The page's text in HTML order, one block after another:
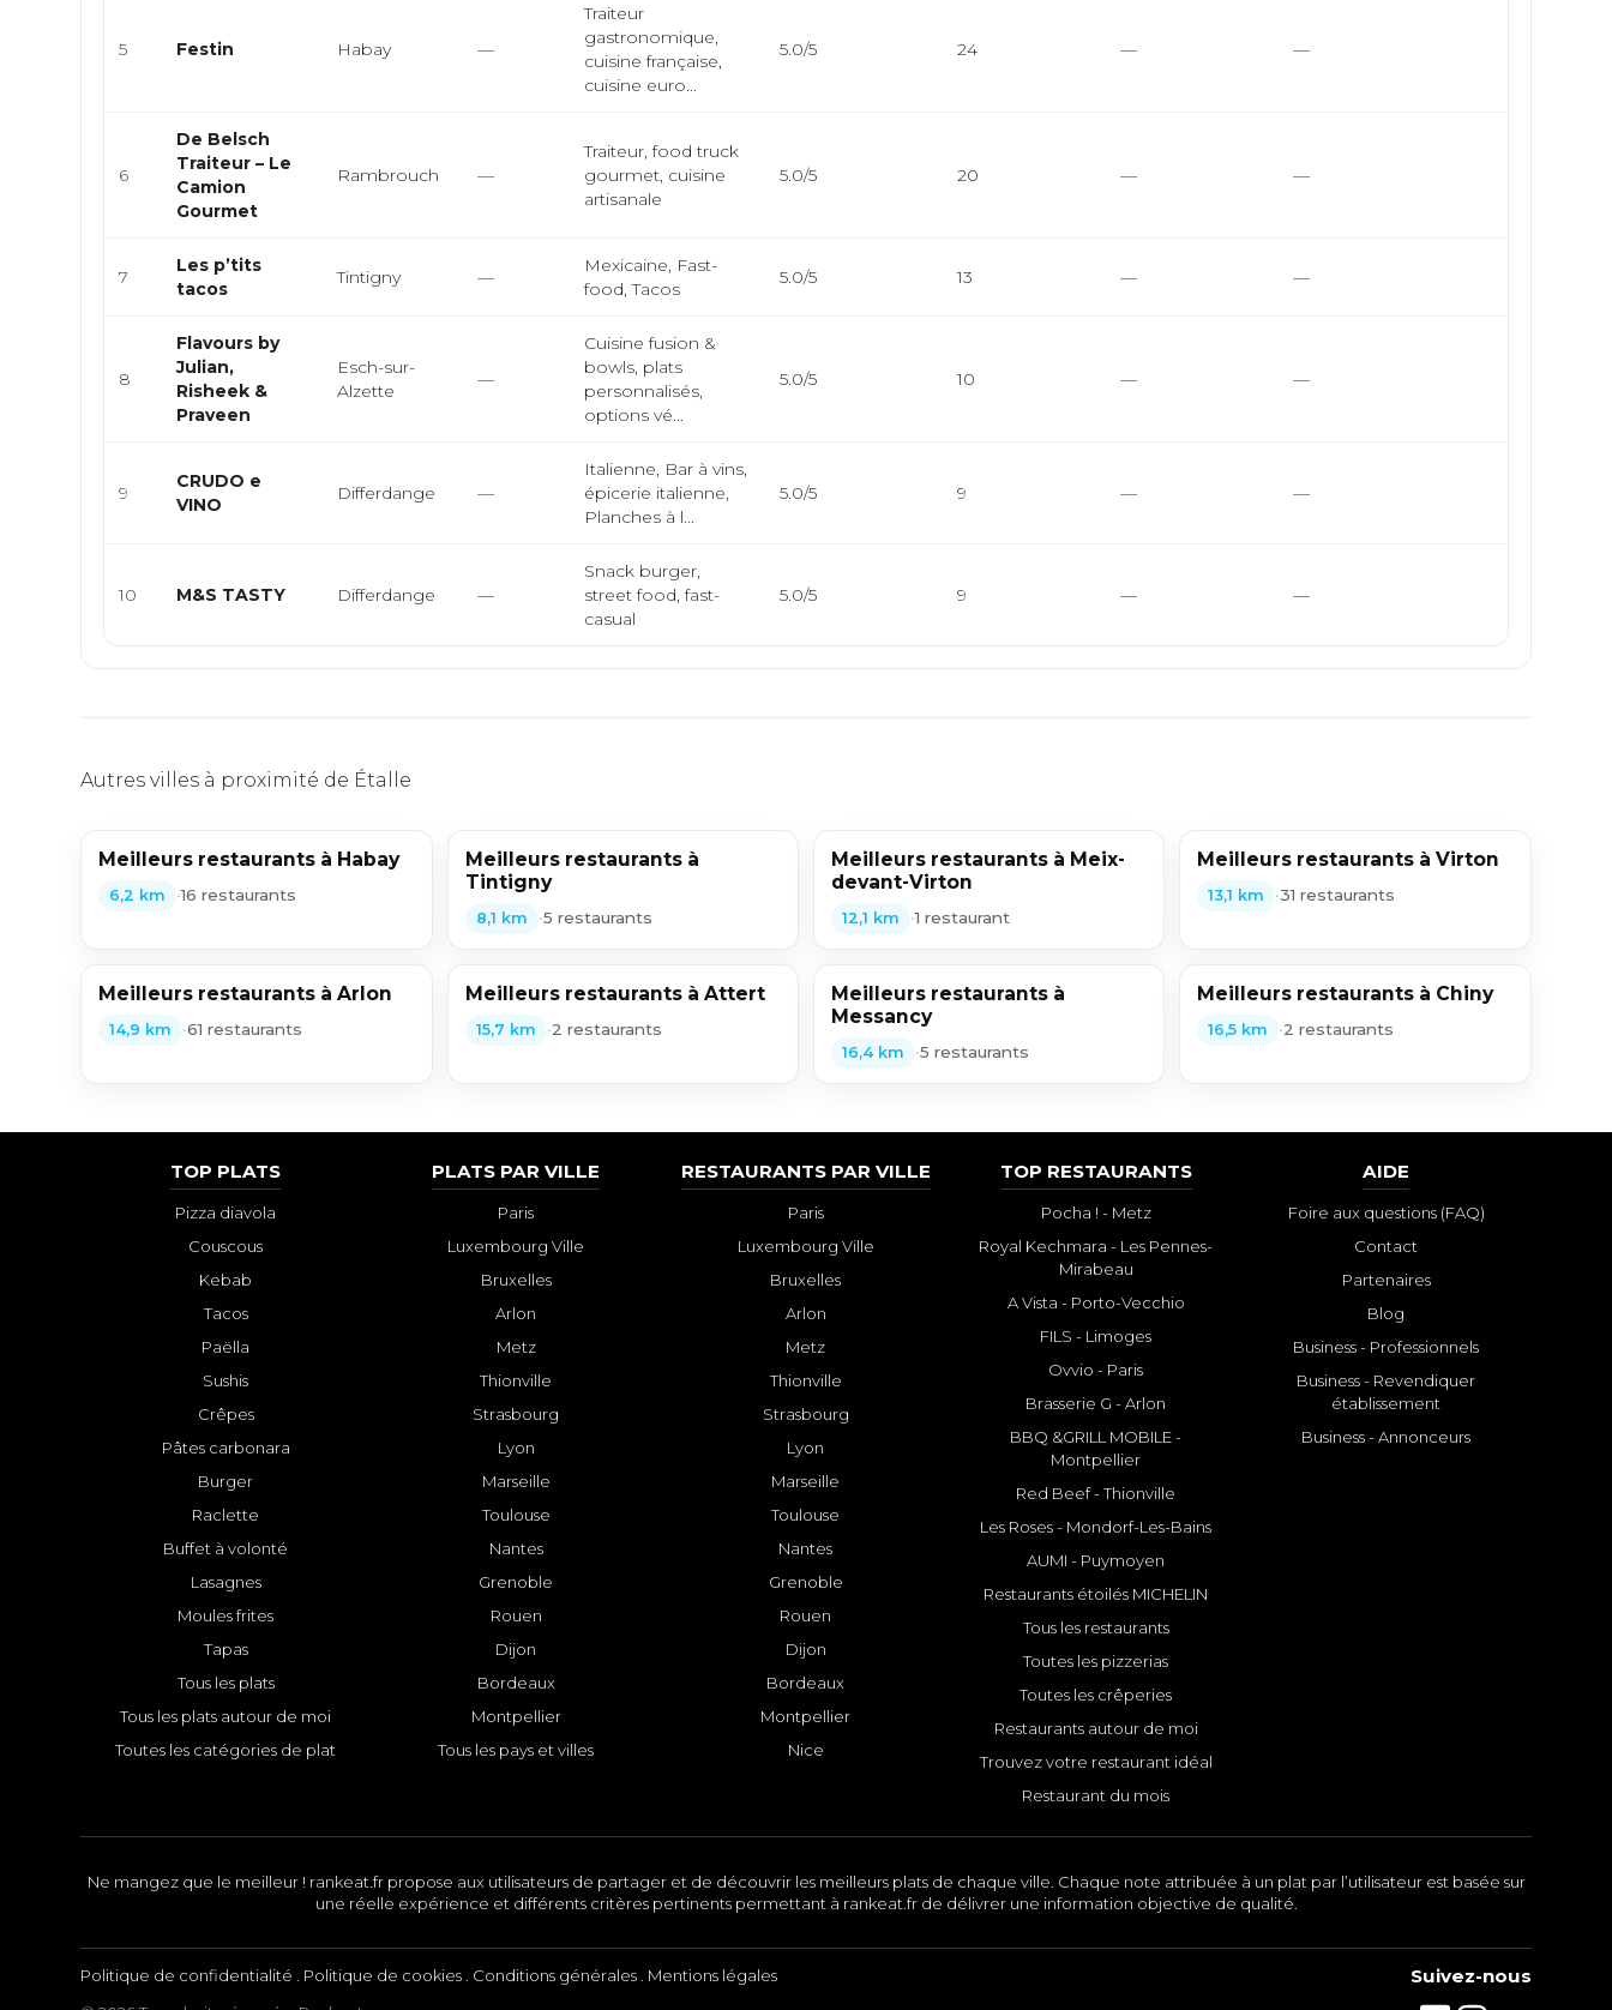
5 Festin Habay —
Traiteur
gastronomique,
cuisine française,
cuisine euro...
5.0/5 24 — —
6
De Belsch
Traiteur – Le
Camion
Gourmet
Rambrouch —
Traiteur, food truck
gourmet, cuisine
artisanale
5.0/5 20 — —
7
Les p’tits
tacos
Tintigny —
Mexicaine, Fast-
food, Tacos
5.0/5 13 — —
8
Flavours by
Julian,
Risheek &
Praveen
Esch-sur-
Alzette
—
Cuisine fusion &
bowls, plats
personnalisés,
options vé...
5.0/5 10 — —
9
CRUDO e
VINO
Differdange —
Italienne, Bar à vins,
épicerie italienne,
Planches à l...
5.0/5 9 — —
10 M&S TASTY Differdange —
Snack burger,
street food, fast-
casual
5.0/5 9 — —
Autres villes à proximité de Étalle
Meilleurs restaurants à Habay
6,2 km •16 restaurants
Meilleurs restaurants à
Tintigny
8,1 km •5 restaurants
Meilleurs restaurants à Meix-
devant-Virton
12,1 km •1 restaurant
Meilleurs restaurants à Virton
13,1 km •31 restaurants
Meilleurs restaurants à Arlon
14,9 km •61 restaurants
Meilleurs restaurants à Attert
15,7 km •2 restaurants
Meilleurs restaurants à
Messancy
16,4 km •5 restaurants
Meilleurs restaurants à Chiny
16,5 km •2 restaurants
TOP PLATS
Pizza diavola
Couscous
Kebab
Tacos
Paëlla
Sushis
Crêpes
Pâtes carbonara
Burger
Raclette
Buffet à volonté
Lasagnes
Moules frites
Tapas
Tous les plats
Tous les plats autour de moi
Toutes les catégories de plat
PLATS PAR VILLE
Paris
Luxembourg Ville
Bruxelles
Arlon
Metz
Thionville
Strasbourg
Lyon
Marseille
Toulouse
Nantes
Grenoble
Rouen
Dijon
Bordeaux
Montpellier
Tous les pays et villes
RESTAURANTS PAR VILLE
Paris
Luxembourg Ville
Bruxelles
Arlon
Metz
Thionville
Strasbourg
Lyon
Marseille
Toulouse
Nantes
Grenoble
Rouen
Dijon
Bordeaux
Montpellier
Nice
TOP RESTAURANTS
Pocha ! - Metz
Royal Kechmara - Les Pennes-
Mirabeau
A Vista - Porto-Vecchio
FILS - Limoges
Ovvio - Paris
Brasserie G - Arlon
BBQ &GRILL MOBILE -
Montpellier
Red Beef - Thionville
Les Roses - Mondorf-Les-Bains
AUMI - Puymoyen
Restaurants étoilés MICHELIN
Tous les restaurants
Toutes les pizzerias
Toutes les crêperies
Restaurants autour de moi
Trouvez votre restaurant idéal
Restaurant du mois
AIDE
Foire aux questions (FAQ)
Contact
Partenaires
Blog
Business - Professionnels
Business - Revendiquer
établissement
Business - Annonceurs
Ne mangez que le meilleur ! rankeat.fr propose aux utilisateurs de partager et de découvrir les meilleurs plats de chaque ville. Chaque note attribuée à un plat par l’utilisateur est basée sur
une réelle expérience et différents critères pertinents permettant à rankeat.fr de délivrer une information objective de qualité.
Politique de confidentialité Politique de cookies Conditions générales
Mentions légales
Suivez-nous